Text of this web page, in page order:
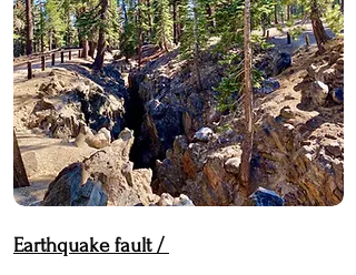
Earthquake fault /